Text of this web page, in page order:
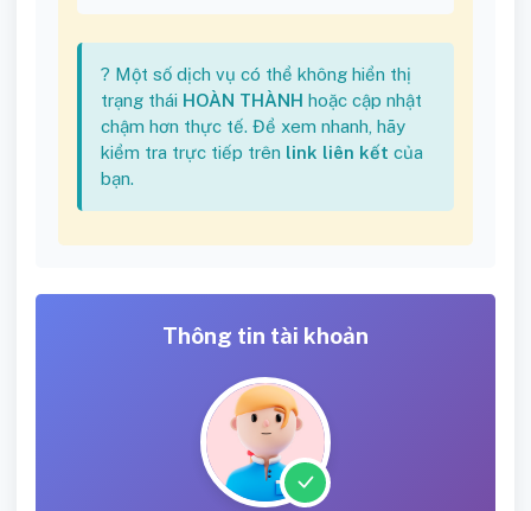
? Một số dịch vụ có thể không hiển thị
trạng thái HOÀN THÀNH hoặc cập nhật
chậm hơn thực tế. Để xem nhanh, hãy
kiểm tra trực tiếp trên link liên kết của
bạn.
Thông tin tài khoản